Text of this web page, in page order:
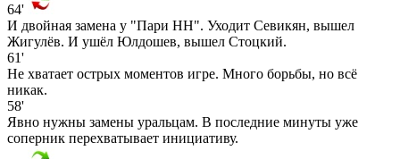
64'
И двойная замена у "Пари НН". Уходит Севикян, вышел
Жигулёв. И ушёл Юлдошев, вышел Стоцкий.
61'
Не хватает острых моментов игре. Много борьбы, но всё
никак.
58'
Явно нужны замены уральцам. В последние минуты уже
соперник перехватывает инициативу.